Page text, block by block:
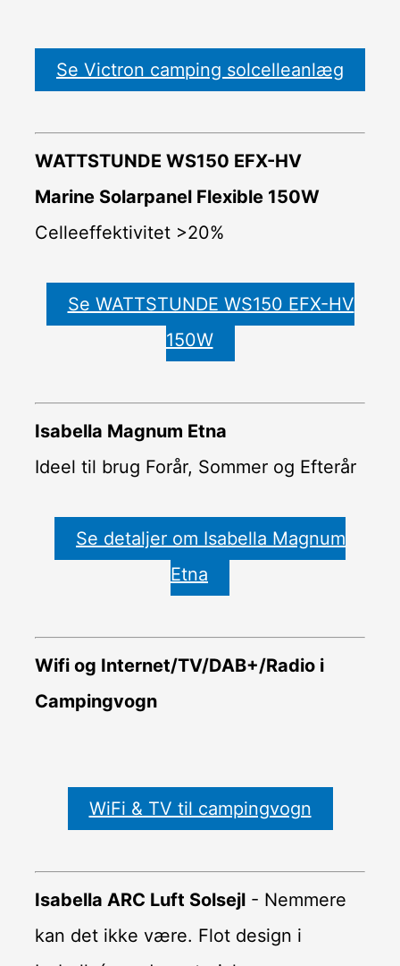
Se Victron camping solcelleanlæg
WATTSTUNDE WS150 EFX-HV
Marine Solarpanel Flexible 150W
Celleeffektivitet >20%
Se WATTSTUNDE WS150 EFX-HV
150W
Isabella Magnum Etna
Ideel til brug Forår, Sommer og Efterår
Se detaljer om Isabella Magnum
Etna
Wifi og Internet/TV/DAB+/Radio i
Campingvogn
WiFi & TV til campingvogn
Isabella ARC Luft Solsejl- Nemmere
kan det ikke være. Flot design i